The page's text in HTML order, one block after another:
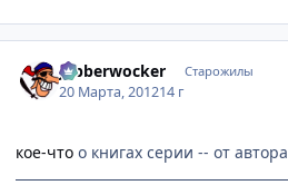
Jabberwocker Старожилы
20 Марта, 201214 г
кое-что о книгах серии -- от автора